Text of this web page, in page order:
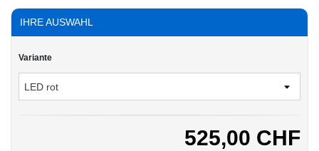
IHRE AUSWAHL
Variante
525,00 CHF